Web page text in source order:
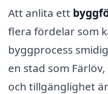
Att anlita ett
flera fördelar som
byggprocess
en stad som
och tillgänglighet